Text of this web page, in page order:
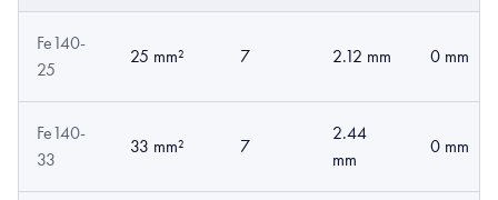
Fe140-
25
25 mm² 7 2.12 mm 0 mm
Fe140-
33
33 mm² 7
2.44
mm
0 mm